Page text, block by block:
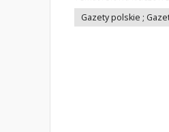
Gazety polskie ;